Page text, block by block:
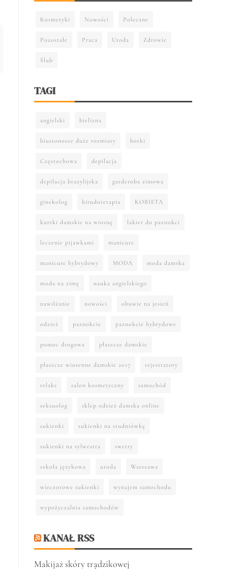
Kosmetyki Nowości Polecane
Pozostałe Praca Uroda Zdrowie
Ślub
TAGI
angielski bielizna
biustonosze duże rozmiary botki
Częstochowa depilacja
depilacja brazylijska garderoba zimowa
ginekolog hirudoterapia KOBIETA
kurtki damskie na wiosnę lakier do paznokci
leczenie pijawkami manicure
manicure hybrydowy MODA moda damska
moda na zimę nauka angielskiego
nawilżanie nowości obuwie na jesień
odzież paznokcie paznokcie hybrydowe
pomoc drogowa płaszcze damskie
płaszcze wiosenne damskie 2017 rejestratory
relaks salon kosmetyczny samochód
seksuolog sklep odzież damska online
sukienki sukienki na studniówkę
sukienki na sylwestra swetry
szkoła językowa uroda Warszawa
wieczorowe sukienki wynajem samochodu
wypożyczalnia samochodów
KANAŁ RSS
Makijaż skóry trądzikowej